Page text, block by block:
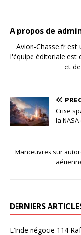
A propos de admin
Avion-Chasse.fr
l'équipe éditoriale est
et
Crise
la
Manœuvres sur
DERNIERS
L’Inde négocie 114